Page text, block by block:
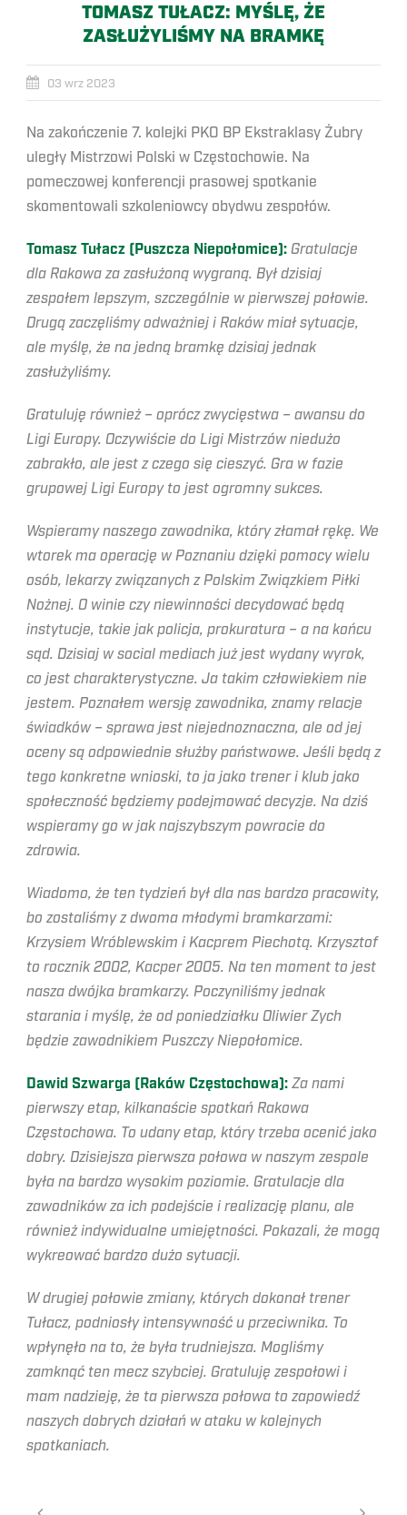
TOMASZ TUŁACZ: MYŚLĘ, ŻE
ZASŁUŻYLIŚMY NA BRAMKĘ
03 wrz 2023
Na zakończenie 7. kolejki PKO BP Ekstraklasy Żubry
uległy Mistrzowi Polski w Częstochowie. Na
pomeczowej konferencji prasowej spotkanie
skomentowali szkoleniowcy obydwu zespołów.
Tomasz Tułacz (Puszcza Niepołomice): Gratulacje
dla Rakowa za zasłużoną wygraną. Był dzisiaj
zespołem lepszym, szczególnie w pierwszej połowie.
Drugą zaczęliśmy odważniej i Raków miał sytuacje,
ale myślę, że na jedną bramkę dzisiaj jednak
zasłużyliśmy.
Gratuluję również – oprócz zwycięstwa – awansu do
Ligi Europy. Oczywiście do Ligi Mistrzów niedużo
zabrakło, ale jest z czego się cieszyć. Gra w fazie
grupowej Ligi Europy to jest ogromny sukces.
Wspieramy naszego zawodnika, który złamał rękę. We
wtorek ma operację w Poznaniu dzięki pomocy wielu
osób, lekarzy związanych z Polskim Związkiem Piłki
Nożnej. O winie czy niewinności decydować będą
instytucje, takie jak policja, prokuratura – a na końcu
sąd. Dzisiaj w social mediach już jest wydany wyrok,
co jest charakterystyczne. Ja takim człowiekiem nie
jestem. Poznałem wersję zawodnika, znamy relacje
świadków – sprawa jest niejednoznaczna, ale od jej
oceny są odpowiednie służby państwowe. Jeśli będą z
tego konkretne wnioski, to ja jako trener i klub jako
społeczność będziemy podejmować decyzje. Na dziś
wspieramy go w jak najszybszym powrocie do
zdrowia.
Wiadomo, że ten tydzień był dla nas bardzo pracowity,
bo zostaliśmy z dwoma młodymi bramkarzami:
Krzysiem Wróblewskim i Kacprem Piechotą. Krzysztof
to rocznik 2002, Kacper 2005. Na ten moment to jest
nasza dwójka bramkarzy. Poczyniliśmy jednak
starania i myślę, że od poniedziałku Oliwier Zych
będzie zawodnikiem Puszczy Niepołomice.
Dawid Szwarga (Raków Częstochowa): Za nami
pierwszy etap, kilkanaście spotkań Rakowa
Częstochowa. To udany etap, który trzeba ocenić jako
dobry. Dzisiejsza pierwsza połowa w naszym zespole
była na bardzo wysokim poziomie. Gratulacje dla
zawodników za ich podejście i realizację planu, ale
również indywidualne umiejętności. Pokazali, że mogą
wykreować bardzo dużo sytuacji.
W drugiej połowie zmiany, których dokonał trener
Tułacz, podniosły intensywność u przeciwnika. To
wpłynęło na to, że była trudniejsza. Mogliśmy
zamknąć ten mecz szybciej. Gratuluję zespołowi i
mam nadzieję, że ta pierwsza połowa to zapowiedź
naszych dobrych działań w ataku w kolejnych
spotkaniach.